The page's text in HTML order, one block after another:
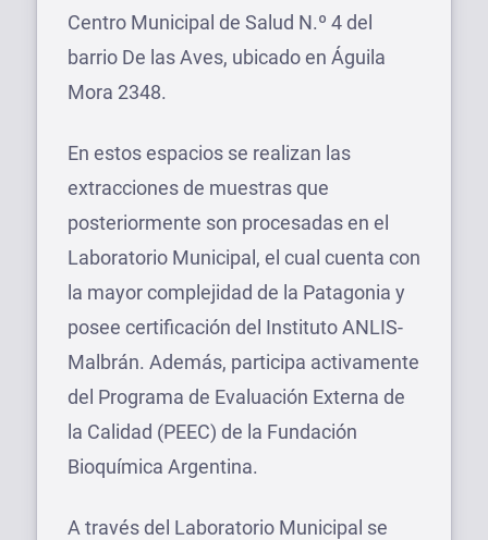
Centro Municipal de Salud N.º 4 del
barrio De las Aves, ubicado en Águila
Mora 2348.
En estos espacios se realizan las
extracciones de muestras que
posteriormente son procesadas en el
Laboratorio Municipal, el cual cuenta con
la mayor complejidad de la Patagonia y
posee certificación del Instituto ANLIS-
Malbrán. Además, participa activamente
del Programa de Evaluación Externa de
la Calidad (PEEC) de la Fundación
Bioquímica Argentina.
A través del Laboratorio Municipal se